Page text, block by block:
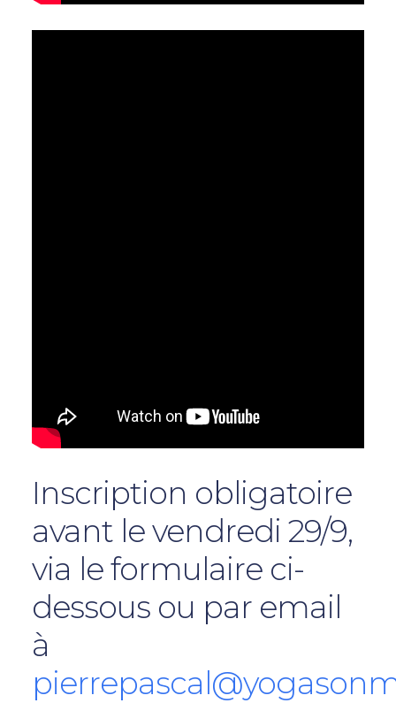
Inscription obligatoire
avant le vendredi 29/9,
via le formulaire ci-
dessous ou par email
à